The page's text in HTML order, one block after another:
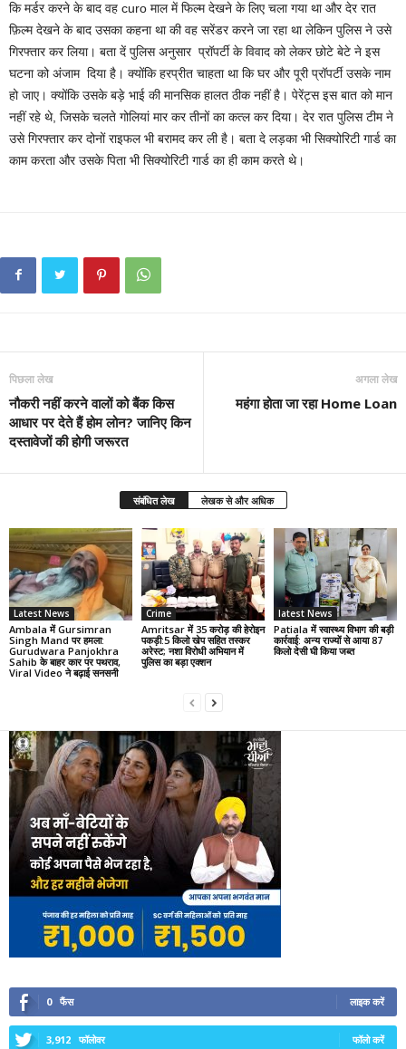
कि मर्डर करने के बाद वह curo माल में फिल्म देखने के लिए चला गया था और देर रात
फ़िल्म देखने के बाद उसका कहना था की वह सरेंडर करने जा रहा था लेकिन पुलिस ने उसे
गिरफ्तार कर लिया। बता दें पुलिस अनुसार प्रॉपर्टी के विवाद को लेकर छोटे बेटे ने इस
घटना को अंजाम दिया है। क्योंकि हरप्रीत चाहता था कि घर और पूरी प्रॉपर्टी उसके नाम
हो जाए। क्योंकि उसके बड़े भाई की मानसिक हालत ठीक नहीं है। पेरेंट्स इस बात को मान
नहीं रहे थे, जिसके चलते गोलियां मार कर तीनों का कत्ल कर दिया। देर रात पुलिस टीम ने
उसे गिरफ्तार कर दोनों राइफल भी बरामद कर ली है। बता दे लड़का भी सिक्योरिटी गार्ड का
काम करता और उसके पिता भी सिक्योरिटी गार्ड का ही काम करते थे।
पिछला लेख
नौकरी नहीं करने वालों को बैंक किस
आधार पर देते हैं होम लोन? जानिए किन
दस्तावेजों की होगी जरूरत
अगला लेख
महंगा होता जा रहा Home Loan
संबंधित लेख लेखक से और अधिक
Latest News
Ambala में Gursimran
Singh Mand पर हमला:
Gurudwara Panjokhra
Sahib के बाहर कार पर पथराव,
Viral Video ने बढ़ाई सनसनी
Crime
Amritsar में 35 करोड़ की हेरोइन
पकड़ी:5 किलो खेप सहित तस्कर
अरेस्ट; नशा विरोधी अभियान में
पुलिस का बड़ा एक्शन
latest News
Patiala में स्वास्थ्य विभाग की बड़ी
कार्रवाई: अन्य राज्यों से आया 87
किलो देसी घी किया जब्त
0 फैंस लाइक करें
3,912 फॉलोवर फॉलो करें